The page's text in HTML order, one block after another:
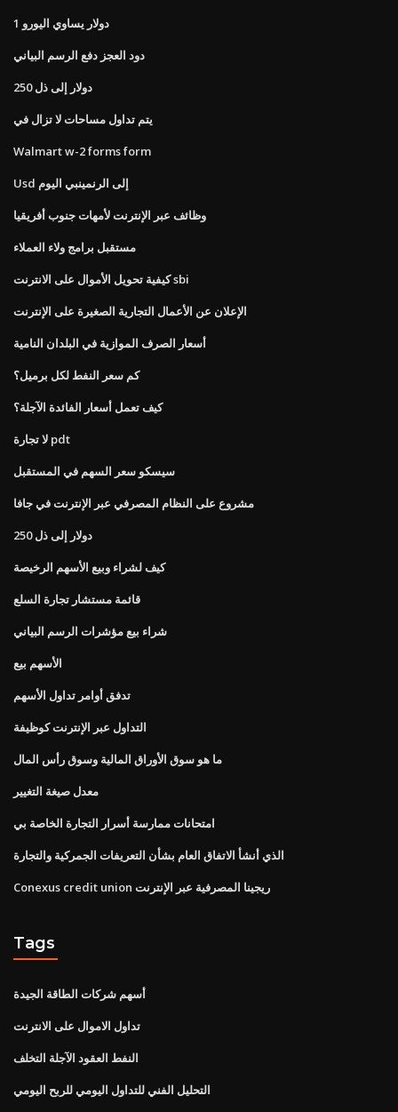
1 دولار يساوي اليورو
دود العجز دفع الرسم البياني
250 دولار إلى ذل
يتم تداول مساحات لا تزال في
Walmart w-2 forms form
Usd إلى الرنمينبي اليوم
وظائف عبر الإنترنت لأمهات جنوب أفريقيا
مستقبل برامج ولاء العملاء
كيفية تحويل الأموال على الانترنت sbi
الإعلان عن الأعمال التجارية الصغيرة على الإنترنت
أسعار الصرف الموازية في البلدان النامية
كم سعر النفط لكل برميل؟
كيف تعمل أسعار الفائدة الآجلة؟
لا تجارة pdt
سيسكو سعر السهم في المستقبل
مشروع على النظام المصرفي عبر الإنترنت في جافا
250 دولار إلى ذل
كيف لشراء وبيع الأسهم الرخيصة
قائمة مستشار تجارة السلع
شراء بيع مؤشرات الرسم البياني
الأسهم بيع
تدفق أوامر تداول الأسهم
التداول عبر الإنترنت كوظيفة
ما هو سوق الأوراق المالية وسوق رأس المال
معدل صيغة التغيير
امتحانات ممارسة أسرار التجارة الخاصة بي
الذي أنشأ الاتفاق العام بشأن التعريفات الجمركية والتجارة
Conexus credit union ريجينا المصرفية عبر الإنترنت
Tags
أسهم شركات الطاقة الجيدة
تداول الاموال على الانترنت
النفط العقود الآجلة التخلف
التحليل الفني للتداول اليومي للربح اليومي